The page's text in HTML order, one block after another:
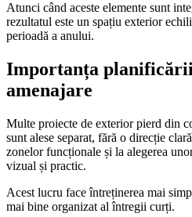
Atunci când aceste elemente sunt
rezultatul este un spațiu exterior
perioadă a anului.
Importanța
amenajare
Multe proiecte de exterior pierd din
sunt alese separat, fără o direcție
zonelor funcționale și la alegerea
vizual și practic.
Acest lucru face întreținerea mai
mai bine organizat al întregii curți.